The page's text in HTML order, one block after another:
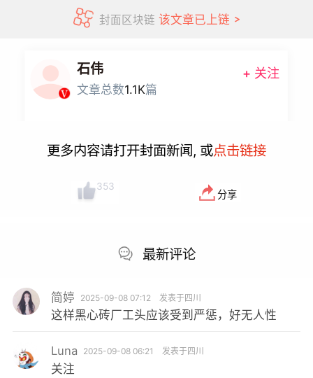
封面区块链 该文章已上链
石伟
文章总数1.1K篇
+ 关注
更多内容请打开封面新闻, 或点击链接
353
分享
最新评论
简婷 2025-09-08 07:12 发表于四川
这样黑心砖厂工头应该受到严惩，好无人性
Luna 2025-09-08 06:21 发表于四川
关注